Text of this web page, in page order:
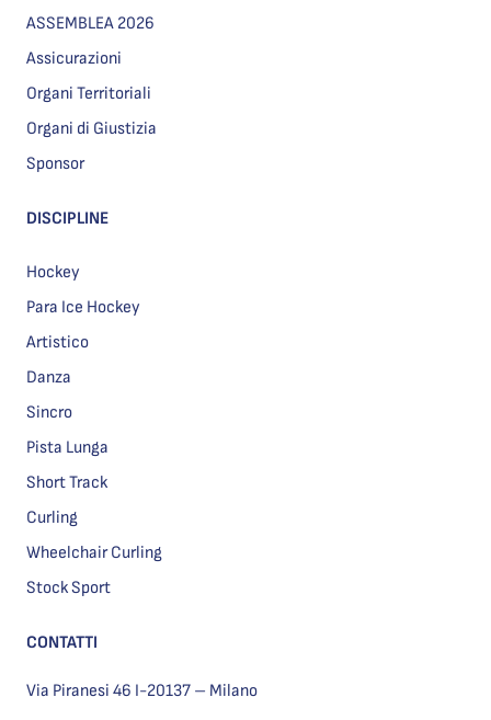
ASSEMBLEA 2026
Assicurazioni
Organi Territoriali
Organi di Giustizia
Sponsor
DISCIPLINE
Hockey
Para Ice Hockey
Artistico
Danza
Sincro
Pista Lunga
Short Track
Curling
Wheelchair Curling
Stock Sport
CONTATTI
Via Piranesi 46 I-20137 – Milano